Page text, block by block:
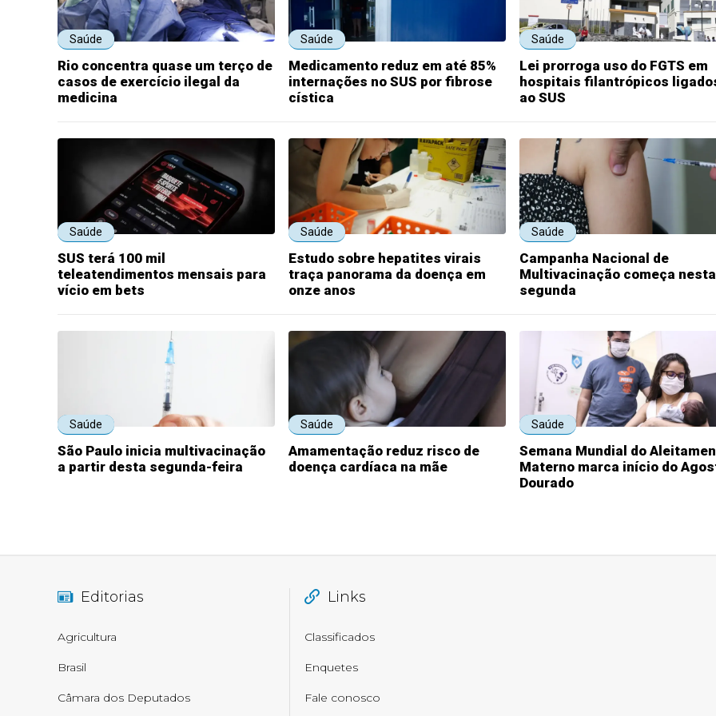
Saúde
Rio concentra quase um terço de
casos de exercício ilegal da
medicina
Saúde
Medicamento reduz em até 85%
internações no SUS por fibrose
cística
Saúde
Lei prorroga uso do FGTS em
hospitais filantrópicos
ao SUS
Saúde
SUS terá 100 mil
teleatendimentos mensais para
vício em bets
Saúde
Estudo sobre hepatites virais
traça panorama da doença em
onze anos
Saúde
Campanha Nacional de
Multivacinação começa nesta
segunda
Saúde
São Paulo inicia multivacinação
a partir desta segunda-feira
Saúde
Amamentação reduz risco de
doença cardíaca na mãe
Saúde
Semana Mundial do
Materno marca início do
Dourado
Editorias
Agricultura
Brasil
Câmara dos Deputados
Links
Classificados
Enquetes
Fale conosco